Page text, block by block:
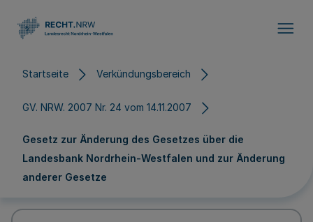
Startseite Verkündungsbereich
GV. NRW. 2007 Nr. 24 vom 14.11.2007
Gesetz zur Änderung des Gesetzes über die
Landesbank Nordrhein-Westfalen und zur Änderung
anderer Gesetze